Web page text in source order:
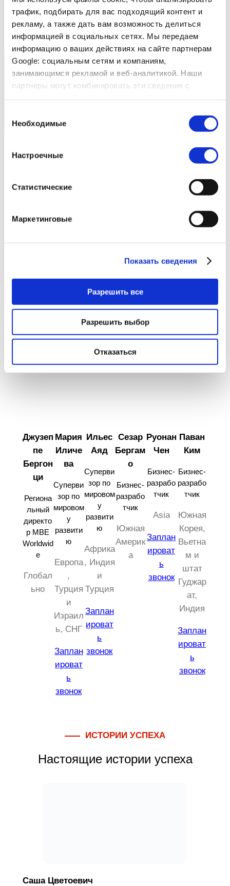
трафик, подбирать для вас подходящий контент и
рекламу, а также дать вам возможность делиться
информацией в социальных сетях. Мы передаем
информацию о ваших действиях на сайте партнерам
Google: социальным сетям и компаниям,
занимающимся рекламой и веб-аналитикой. Наши
партнеры могут комбинировать эти сведения с
вами их сервисов.
согласия
Необходимые
Настроечные
Статистические
Маркетинговые
Показать сведения
Разрешить все
Разрешить выбор
Отказаться
Узнайте больше из нашей
брошюры
Джузеп
пе
Бергон
ци
Региона
льный
директо
р MBE
Worldwid
e
Глобал
ьно
Мария
Иличе
ва
Суперви
зор по
мировом
у
развити
ю
Европа
,
Турция
и
Израил
ь, СНГ
Заплан
ироват
ь
звонок
Ильес
Аяд
Суперви
зор по
мировом
у
развити
ю
Африка
, Индия
и
Турция
Заплан
ироват
ь
звонок
Сезар
Бергам
о
Бизнес-
разрабо
тчик
Южная
Америк
а
Руонан
Чен
Бизнес-
разрабо
тчик
Asia
Заплан
ироват
ь
звонок
Паван
Ким
Бизнес-
разрабо
тчик
Южная
Корея,
Вьетна
м и
штат
Гуджар
ат,
Индия
Заплан
ироват
ь
звонок
ИСТОРИИ УСПЕХА
Настоящие истории успеха
Саша Цветоевич